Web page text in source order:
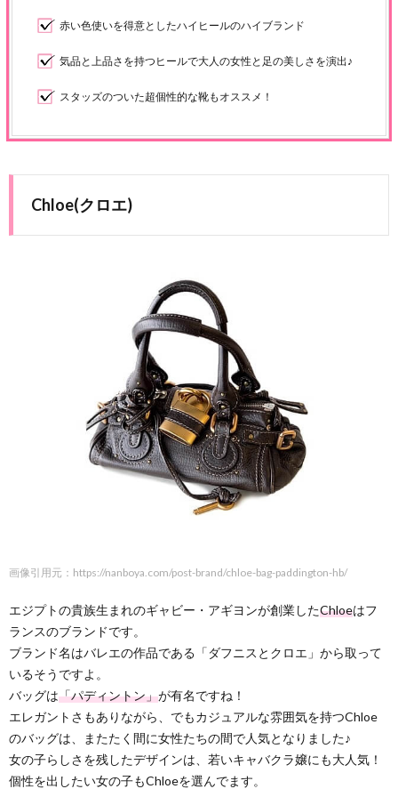
赤い色使いを得意としたハイヒールのハイブランド
気品と上品さを持つヒールで大人の女性と足の美しさを演出♪
スタッズのついた超個性的な靴もオススメ！
Chloe(クロエ)
画像引用元：https://nanboya.com/post-brand/chloe-bag-paddington-hb/
エジプトの貴族生まれのギャビー・アギヨンが創業したChloeはフ
ランスのブランドです。
ブランド名はバレエの作品である「ダフニスとクロエ」から取って
いるそうですよ。
バッグは「パディントン」が有名ですね！
エレガントさもありながら、でもカジュアルな雰囲気を持つChloe
のバッグは、またたく間に女性たちの間で人気となりました♪
女の子らしさを残したデザインは、若いキャバクラ嬢にも大人気！
個性を出したい女の子もChloeを選んでます。